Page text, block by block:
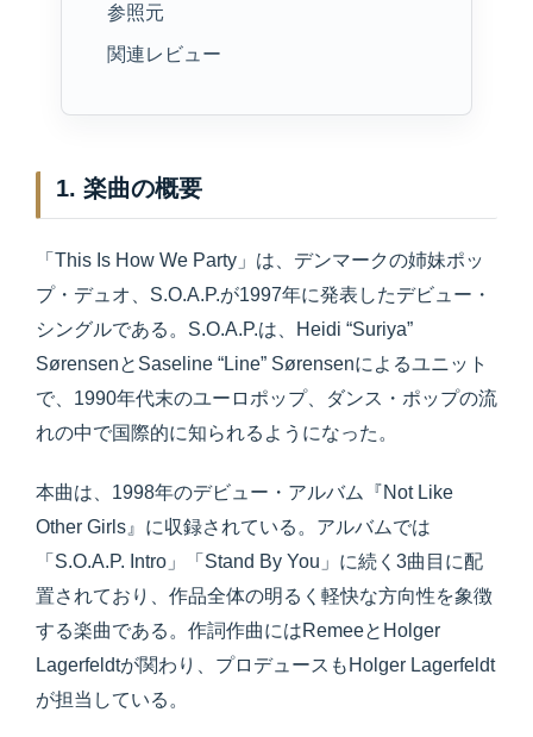
参照元
関連レビュー
1. 楽曲の概要
「This Is How We Party」は、デンマークの姉妹ポッ
プ・デュオ、S.O.A.P.が1997年に発表したデビュー・
シングルである。S.O.A.P.は、Heidi “Suriya”
SørensenとSaseline “Line” Sørensenによるユニット
で、1990年代末のユーロポップ、ダンス・ポップの流
れの中で国際的に知られるようになった。
本曲は、1998年のデビュー・アルバム『Not Like
Other Girls』に収録されている。アルバムでは
「S.O.A.P. Intro」「Stand By You」に続く3曲目に配
置されており、作品全体の明るく軽快な方向性を象徴
する楽曲である。作詞作曲にはRemeeとHolger
Lagerfeldtが関わり、プロデュースもHolger Lagerfeldt
が担当している。